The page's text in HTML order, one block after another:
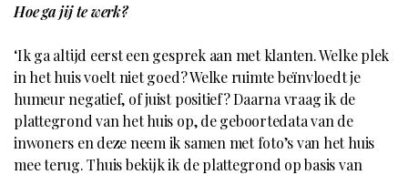
Hoe ga jij te werk?
‘Ik ga altijd eerst een gesprek aan met klanten. Welke plek
in het huis voelt niet goed? Welke ruimte beïnvloedt je
humeur negatief, of juist positief? Daarna vraag ik de
plattegrond van het huis op, de geboortedata van de
inwoners en deze neem ik samen met foto’s van het huis
mee terug. Thuis bekijk ik de plattegrond op basis van